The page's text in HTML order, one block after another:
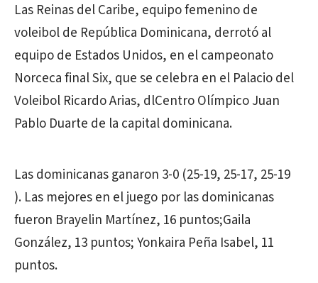
Las Reinas del Caribe, equipo femenino de
voleibol de República Dominicana, derrotó al
equipo de Estados Unidos, en el campeonato
Norceca final Six, que se celebra en el Palacio del
Voleibol Ricardo Arias, dlCentro Olímpico Juan
Pablo Duarte de la capital dominicana.
Las dominicanas ganaron 3-0 (25-19, 25-17, 25-19
). Las mejores en el juego por las dominicanas
fueron Brayelin Martínez, 16 puntos;Gaila
González, 13 puntos; Yonkaira Peña Isabel, 11
puntos.